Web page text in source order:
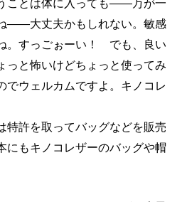
――大丈夫かもしれない。敏感
。すっごぉーい！ でも、良い
と怖いけどちょっと使ってみ
でウェルカムですよ。キノコレ
特許を取ってバッグなどを販売
にもキノコレザーのバッグや帽